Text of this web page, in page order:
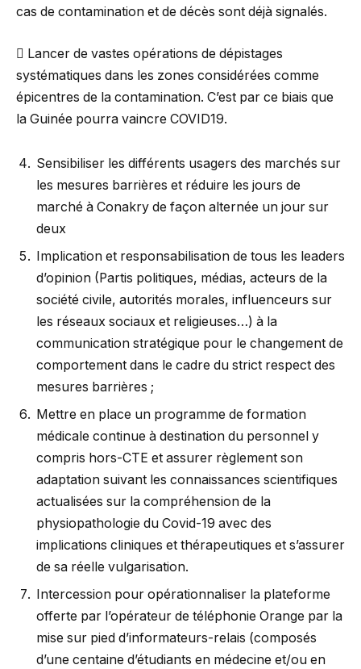
cas de contamination et de décès sont déjà signalés.
 Lancer de vastes opérations de dépistages
systématiques dans les zones considérées comme
épicentres de la contamination. C’est par ce biais que
la Guinée pourra vaincre COVID19.
Sensibiliser les différents usagers des marchés sur
les mesures barrières et réduire les jours de
marché à Conakry de façon alternée un jour sur
deux
Implication et responsabilisation de tous les leaders
d’opinion (Partis politiques, médias, acteurs de la
société civile, autorités morales, influenceurs sur
les réseaux sociaux et religieuses…) à la
communication stratégique pour le changement de
comportement dans le cadre du strict respect des
mesures barrières ;
Mettre en place un programme de formation
médicale continue à destination du personnel y
compris hors-CTE et assurer règlement son
adaptation suivant les connaissances scientifiques
actualisées sur la compréhension de la
physiopathologie du Covid-19 avec des
implications cliniques et thérapeutiques et s’assurer
de sa réelle vulgarisation.
Intercession pour opérationnaliser la plateforme
offerte par l’opérateur de téléphonie Orange par la
mise sur pied d’informateurs-relais (composés
d’une centaine d’étudiants en médecine et/ou en